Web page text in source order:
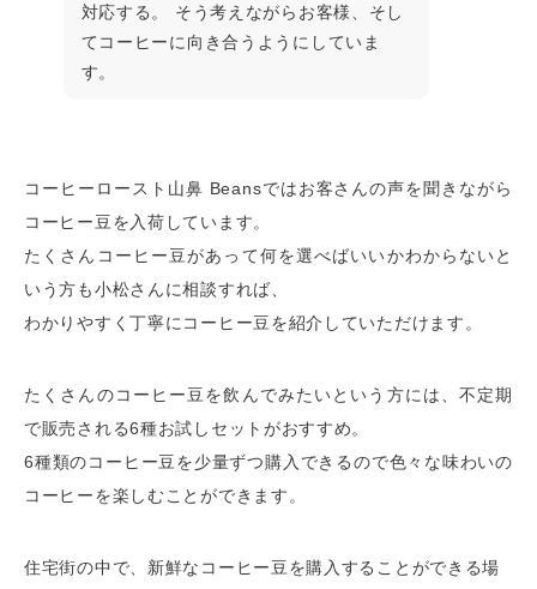
対応する。 そう考えながらお客様、そし
てコーヒーに向き合うようにしていま
す。
コーヒーロースト山鼻 Beansではお客さんの声を聞きながら
コーヒー豆を入荷しています。
たくさんコーヒー豆があって何を選べばいいかわからないと
いう方も小松さんに相談すれば、
わかりやすく丁寧にコーヒー豆を紹介していただけます。
たくさんのコーヒー豆を飲んでみたいという方には、不定期
で販売される6種お試しセットがおすすめ。
6種類のコーヒー豆を少量ずつ購入できるので色々な味わいの
コーヒーを楽しむことができます。
住宅街の中で、新鮮なコーヒー豆を購入することができる場